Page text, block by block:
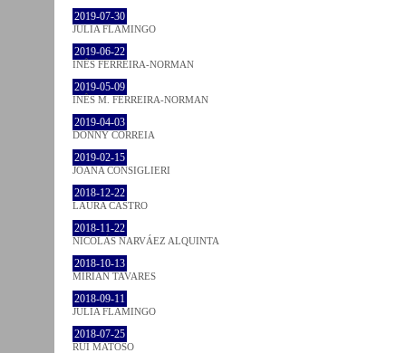
2019-07-30
JULIA FLAMINGO
2019-06-22
INÊS FERREIRA-NORMAN
2019-05-09
INÊS M. FERREIRA-NORMAN
2019-04-03
DONNY CORREIA
2019-02-15
JOANA CONSIGLIERI
2018-12-22
LAURA CASTRO
2018-11-22
NICOLÁS NARVÁEZ ALQUINTA
2018-10-13
MIRIAN TAVARES
2018-09-11
JULIA FLAMINGO
2018-07-25
RUI MATOSO